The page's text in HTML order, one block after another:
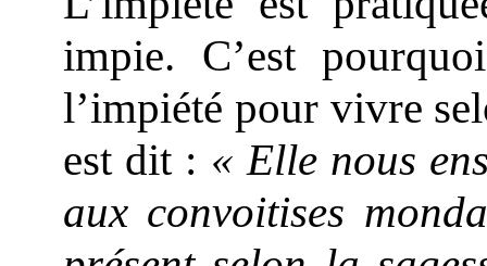
impie. C’est
l’impiété pour vivre
est dit : « Elle nous
aux convoitises